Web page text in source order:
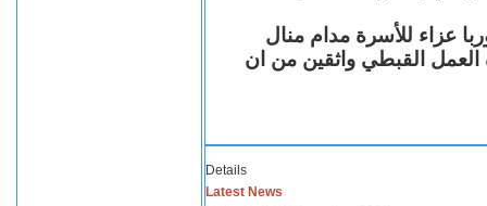
عزاء للأسرة مدام منال
العمل القبطي واثقين من ان
Details
Latest News